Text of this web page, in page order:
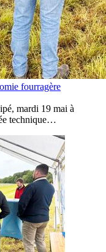
fourragère
mardi 19 mai à
technique…